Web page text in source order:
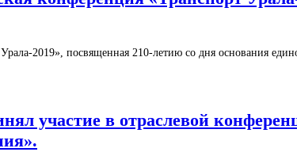
2019», посвященная 210-летию со дня основания
участие в отраслевой